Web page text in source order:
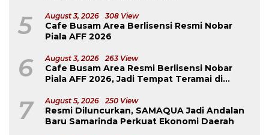
5 August 3, 2026 308 View
Cafe Busam Area Berlisensi Resmi Nobar
Piala AFF 2026
6 August 3, 2026 263 View
Cafe Busam Area Resmi Berlisensi Nobar
Piala AFF 2026, Jadi Tempat Teramai di
7 August 5, 2026 250 View
Resmi Diluncurkan, SAMAQUA Jadi Andalan
Baru Samarinda Perkuat Ekonomi Daerah